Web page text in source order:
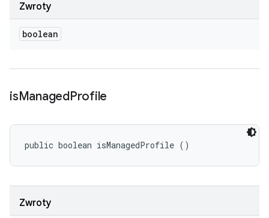
Zwroty
boolean
isManagedProfile
public boolean isManagedProfile ()
Zwroty